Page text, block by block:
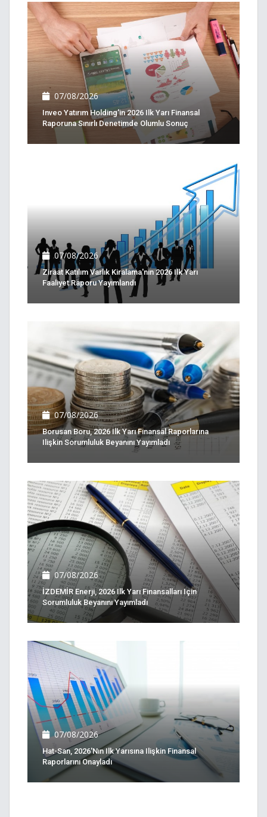
07/08/2026
Inveo Yatırım Holding'in 2026 Ilk Yarı Finansal
Raporuna Sınırlı Denetimde Olumlu Sonuç
07/08/2026
Ziraat Katılım Varlık Kiralama'nın 2026 Ilk Yarı
Faaliyet Raporu Yayımlandı
07/08/2026
Borusan Boru, 2026 Ilk Yarı Finansal Raporlarına
Ilişkin Sorumluluk Beyanını Yayımladı
07/08/2026
İZDEMİR Enerji, 2026 Ilk Yarı Finansalları Için
Sorumluluk Beyanını Yayımladı
07/08/2026
Hat-San, 2026'nın Ilk Yarısına Ilişkin Finansal
Raporlarını Onayladı